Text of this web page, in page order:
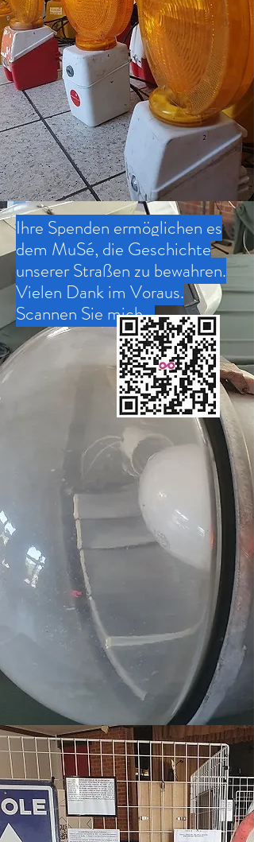
Ihre Spenden ermöglichen es
dem MuSé, die Geschichte
unserer Straßen zu bewahren.
Vielen Dank im Voraus.
Scannen Sie mich...